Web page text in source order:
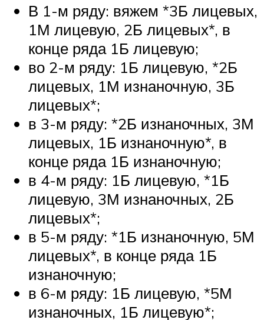
В 1-м ряду: вяжем *3Б лицевых,
1М лицевую, 2Б лицевых*, в
конце ряда 1Б лицевую;
во 2-м ряду: 1Б лицевую, *2Б
лицевых, 1М изнаночную, 3Б
лицевых*;
в 3-м ряду: *2Б изнаночных, 3М
лицевых, 1Б изнаночную*, в
конце ряда 1Б изнаночную;
в 4-м ряду: 1Б лицевую, *1Б
лицевую, 3М изнаночных, 2Б
лицевых*;
в 5-м ряду: *1Б изнаночную, 5М
лицевых*, в конце ряда 1Б
изнаночную;
в 6-м ряду: 1Б лицевую, *5М
изнаночных, 1Б лицевую*;